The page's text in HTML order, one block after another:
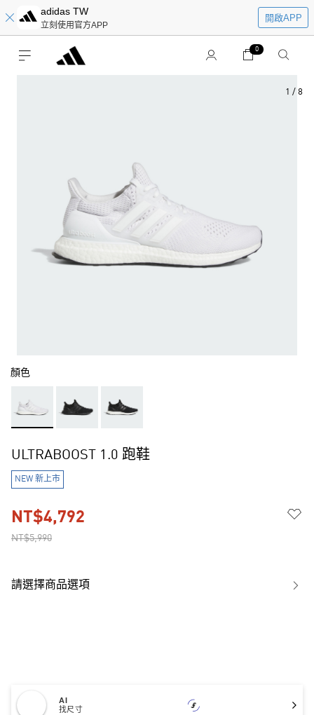
adidas TW
立刻使用官方APP
開啟APP
0
1 / 8
顏色
ULTRABOOST 1.0 跑鞋
NEW 新上市
NT$5,990
NT$4,792
請選擇商品選項
AI
找尺寸